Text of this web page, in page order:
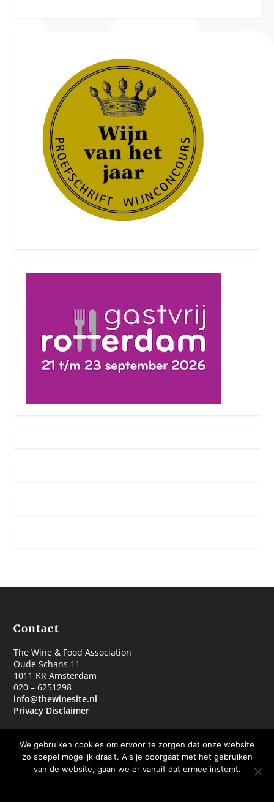
Contact
The Wine & Food Association
Oude Schans 11
1011 KR Amsterdam
020 – 6251298
info@thewinesite.nl
Privacy Disclaimer
We gebruiken cookies om ervoor te zorgen dat onze website
zo soepel mogelijk draait. Als je doorgaat met het gebruiken
van de website, gaan we er vanuit dat ermee instemt.